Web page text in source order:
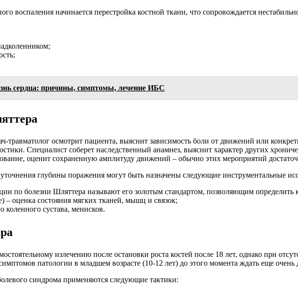
воспаления начинается перестройка костной ткани, что сопровождается
сердца: причины, симптомы, лечение ИБС
травматолог осмотрит пациента, выяснит зависимость боли от движений или
Специалист соберет наследственный анамнез, выяснит характер других
оценит сохраненную амплитуду движений – обычно этих мероприятий
глубины поражения могут быть назначены следующие инструментальные
по болезни Шляттера называют его золотым стандартом, позволяющим определить
– оценка состояния мягких тканей, мышц и связок;
сустава, менисков.
излечению после остановки роста костей после 18 лет, однако при
патологии в младшем возрасте (10-12 лет) до этого момента ждать еще очень
синдрома применяются следующие тактики: